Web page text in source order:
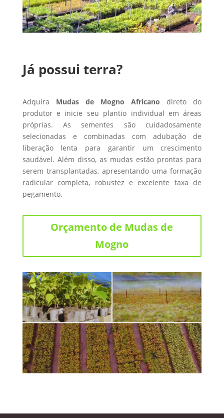
Já possui terra?
Adquira Mudas de Mogno Africano direto do
produtor e inicie seu plantio individual em áreas
próprias. As sementes são cuidadosamente
selecionadas e combinadas com adubação de
liberação lenta para garantir um crescimento
saudável. Além disso, as mudas estão prontas para
serem transplantadas, apresentando uma formação
radicular completa, robustez e excelente taxa de
pegamento.
Orçamento de Mudas de
Mogno